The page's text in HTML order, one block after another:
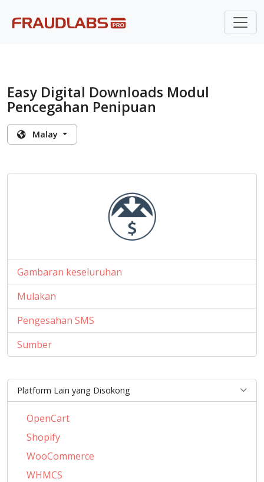
Easy Digital Downloads Modul
Pencegahan Penipuan
Malay
Gambaran keseluruhan
Mulakan
Pengesahan SMS
Sumber
Platform Lain yang Disokong
OpenCart
Shopify
WooCommerce
WHMCS